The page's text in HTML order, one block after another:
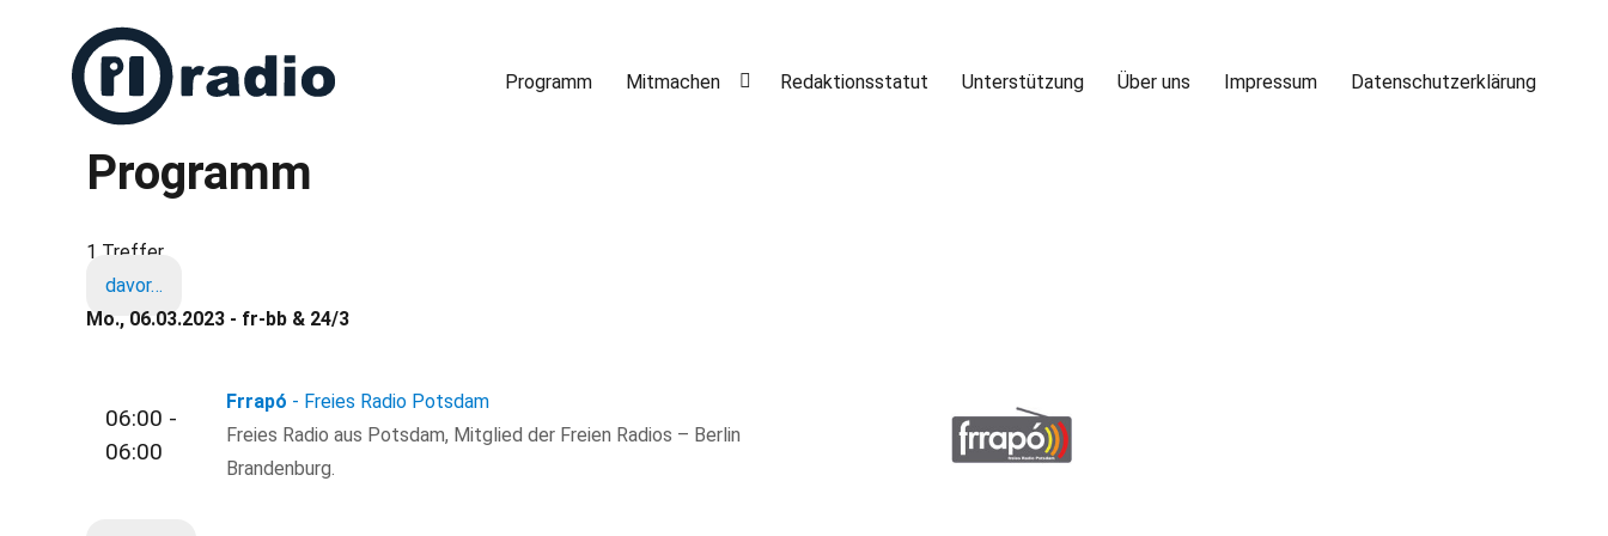
Freies Radio in Berlin
Programm Mitmachen Redaktionsstatut Unterstützung Über uns Impressum Datenschutzerklärung
Programm
1 Treffer
davor…
Mo., 06.03.2023 - fr-bb & 24/3
06:00 -
06:00
Frrapó - Freies Radio Potsdam
Freies Radio aus Potsdam, Mitglied der Freien Radios – Berlin
Brandenburg.